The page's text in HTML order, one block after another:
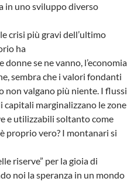
in uno sviluppo diverso
crisi più gravi dell’ultimo
ha
se ne vanno, l’economia
sembra che i valori fondanti
non valgano più niente. I flussi
marginalizzano le zone
e utilizzabili soltanto come
proprio vero? I montanari si
riserve” per la gioia di
noi la speranza in un mondo